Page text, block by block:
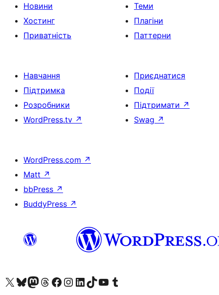
Новини
Хостинг
Приватність
Теми
Плагіни
Паттерни
Навчання
Підтримка
Розробники
WordPress.tv ↗
Приєднатися
Події
Підтримати ↗
Swag ↗
WordPress.com ↗
Matt ↗
bbPress ↗
BuddyPress ↗
Visit our X (formerly Twitter) account
Visit our Bluesky account
Завітайте до нашої стрічки в Mastodon
Visit our Threads account
Завітайте на нашу сторінку в Facebook
Visit our Instagram account
Visit our LinkedIn account
Visit our TikTok account
Visit our YouTube channel
Visit our Tumblr account